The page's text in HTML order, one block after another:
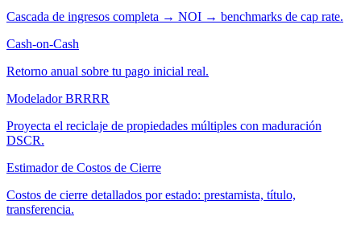
Cascada de ingresos completa → NOI → benchmarks de cap rate.
Cash-on-Cash
Retorno anual sobre tu pago inicial real.
Modelador BRRRR
Proyecta el reciclaje de propiedades múltiples con maduración
DSCR.
Estimador de Costos de Cierre
Costos de cierre detallados por estado: prestamista, título,
transferencia.